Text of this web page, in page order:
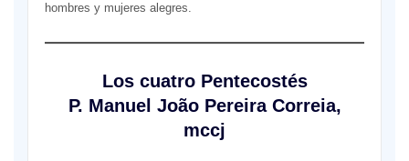
hombres y mujeres alegres.
Los cuatro Pentecostés
P. Manuel João Pereira Correia,
mccj